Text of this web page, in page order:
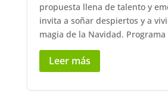
propuesta llena de talento y
invita a soñar despiertos y a
magia de la Navidad.
Leer más